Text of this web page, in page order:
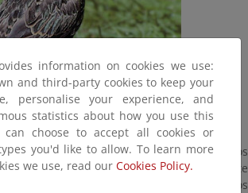
y parques que en el campo o núcleos
centímetros y es una especie poco exigente
próximo al hombre. Anida en pequeños
information on cookies we use:
and third-party cookies to keep your
personalise your experience, and
statistics about how you use this
can choose to accept all cookies or
you'd like to allow. To learn more
we use, read our Cookies Policy.